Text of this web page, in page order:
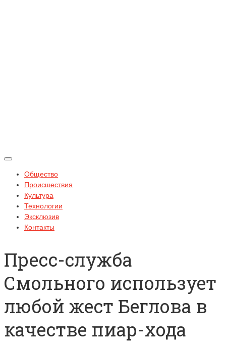
Общество
Происшествия
Культура
Технологии
Эксклюзив
Контакты
Пресс-служба
Смольного использует
любой жест Беглова в
качестве пиар-хода